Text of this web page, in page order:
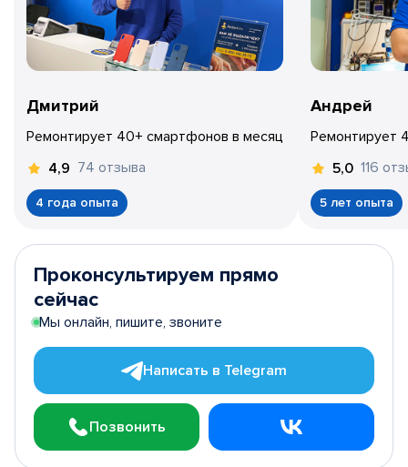
Дмитрий
Ремонтирует 40+ смартфонов в месяц
4,9 74 отзыва
4 года опыта
Андрей
Ремонтирует
5,0 116
5 лет опыта
Проконсультируем прямо
сейчас
Мы онлайн, пишите, звоните
Написать в Telegram
Позвонить